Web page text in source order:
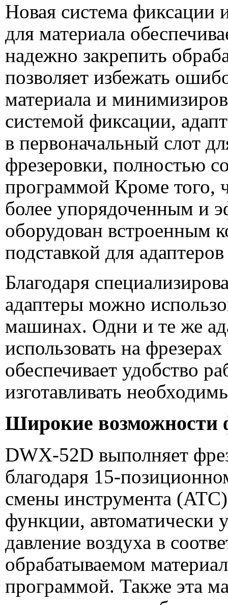
Новая система фиксации
для материала
надежно закрепить
позволяет избежать
материала и
системой фиксации,
в первоначальный слот
фрезеровки, полностью
программой Кроме того,
более упорядоченным и
оборудован встроенным
подставкой для
Благодаря
адаптеры можно
машинах. Одни и те же
использовать на
обеспечивает удобство
изготавливать
Широкие возможности
DWX-52D выполняет
благодаря 15-
смены инструмента
функции, автоматически
давление воздуха в
обрабатываемом
программой. Также эта